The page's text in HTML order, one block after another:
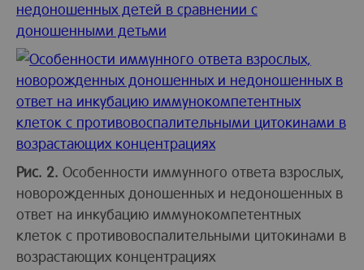
Рис. 2. Особенности иммунного ответа взрослых,
новорожденных доношенных и недоношенных в
ответ на инкубацию иммунокомпетентных
клеток с противовоспалительными цитокинами в
возрастающих концентрациях